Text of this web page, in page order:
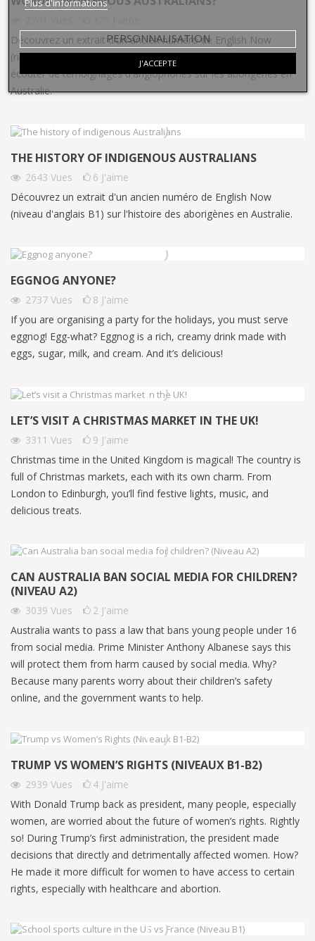
Découvrez un extrait d'un ancien numéro de English Now
(niveau d'anglais A1-A2). il s'agit d'articles courts à lire et à
écouter de témoignages d'anglophones sur les aborigènes en
Australie.
THE HISTORY OF INDIGENOUS AUSTRALIANS
2643 Vues 6 J'aime
Découvrez un extrait d'un ancien numéro de English Now
(niveau d'anglais B1) sur l'histoire des aborigènes en Australie.
EGGNOG ANYONE?
2737 Vues 8 J'aime
If you are organising a party for the holidays, you must serve
eggnog! Egg-what? Eggnog is a rich, creamy drink made with
eggs, sugar, milk, and cream. And it’s delicious!
LET’S VISIT A CHRISTMAS MARKET IN THE UK!
3311 Vues 9 J'aime
Christmas time in the United Kingdom is magical! The country is
full of Christmas markets, each with its own charm. From
London to Edinburgh, you’ll find festive lights, music, and
delicious treats.
CAN AUSTRALIA BAN SOCIAL MEDIA FOR CHILDREN?
(NIVEAU A2)
3039 Vues 2 J'aime
Australia wants to pass a law that bans young people under 16
from social media. Prime Minister Anthony Albanese says this
will protect them from harm caused by social media. Why?
Because many parents worry about their children’s safety
online, and the government wants to help.
TRUMP VS WOMEN’S RIGHTS (NIVEAUX B1-B2)
2939 Vues 4 J'aime
With Donald Trump back as president, many people, especially
women, are worried about the future of women’s rights. Rightly
so! During Trump’s first administration, the president made
decisions that directly and detrimentally affected women. How?
He made it more difficult for women to have access to certain
rights, especially with healthcare and abortion.
PERSONNALISATION
J'ACCEPTE